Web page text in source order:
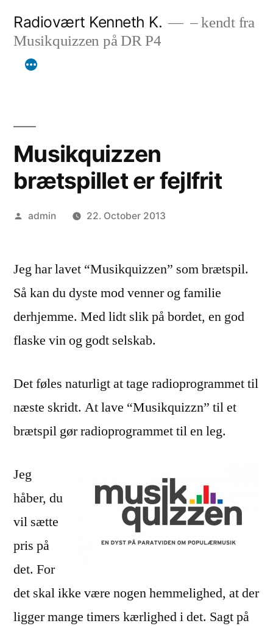
content
Radiovært Kenneth K.
– kendt fra
Musikquizzen på DR P4
Musikquizzen
brætspillet er fejlfrit
Posted
admin 22. October 2013
Jeg har lavet “Musikquizzen” som brætspil.
Så kan du dyste mod venner og familie
derhjemme. Med lidt slik på bordet, en god
flaske vin og godt selskab.
Det føles naturligt at tage radioprogrammet til
næste skridt. At lave “Musikquizzn” til et
brætspil gør radioprogrammet til en leg.
Jeg
håber, du
vil sætte
pris på
det. For
det skal ikke være nogen hemmelighed, at der
ligger mange timers kærlighed i det. Sagt på